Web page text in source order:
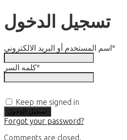
تسجيل الدخول
اسم المستخدم أو البريد الالكتروني*
كلمه السر*
Keep me signed in
Forgot your password?
Comments are closed.